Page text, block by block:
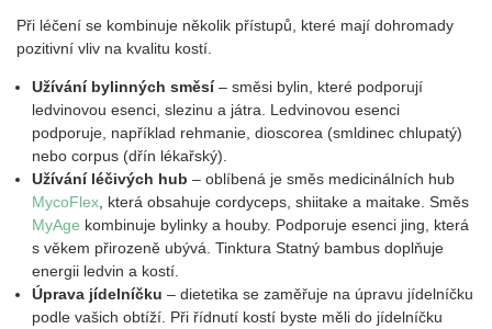
Při léčení se kombinuje několik přístupů, které mají dohromady
pozitivní vliv na kvalitu kostí.
Užívání bylinných směsí– směsi bylin, které podporují
ledvinovou esenci, slezinu a játra. Ledvinovou esenci
podporuje, například rehmanie, dioscorea (smldinec chlupatý)
nebo corpus (dřín lékařský).
Užívání léčivých hub – oblíbená je směs medicinálních hub
MycoFlex , která obsahuje cordyceps, shiitake a maitake. Směs
MyAge kombinuje bylinky a houby. Podporuje esenci jing, která
s věkem přirozeně ubývá. Tinktura Statný bambus doplňuje
energii ledvin a kostí.
Úprava jídelníčku – dietetika se zaměřuje na úpravu jídelníčku
podle vašich obtíží. Při řídnutí kostí byste měli do jídelníčku